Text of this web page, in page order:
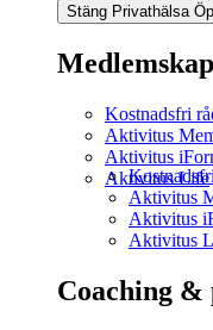
Stäng Privathälsa
Kostnadsfri
Aktivitus
Aktivitus
Aktivitus Life
Aktivitus
Aktivitus
Aktivitus
Coaching